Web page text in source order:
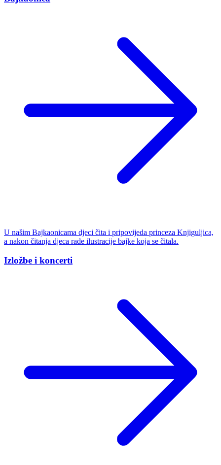
U našim Bajkaonicama djeci čita i pripovijeda princeza Knjiguljica,
a nakon čitanja djeca rade ilustracije bajke koja se čitala.
Izložbe i koncerti